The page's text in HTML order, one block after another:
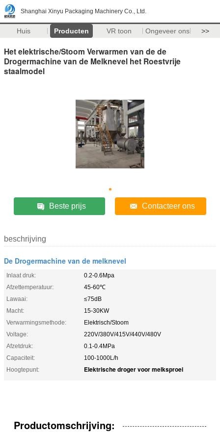
Shanghai Xinyu Packaging Machinery Co., Ltd.
Huis Producten VR toon Ongeveer ons >>
Het elektrische/Stoom Verwarmen van de de
Drogermachine van de Melknevel het Roestvrije
staalmodel
Beste prijs Contacteer ons
beschrijving
De Drogermachine van de melknevel
Inlaat druk:
0.2-0.6Mpa
Afzettemperatuur:
45-60℃
Lawaai:
≤75dB
Macht:
15-30KW
Verwarmingsmethode:
Elektrisch/Stoom
Voltage:
220V/380V/415V/440V/480V
Afzetdruk:
0.1-0.4MPa
Capaciteit:
100-1000L/h
Hoogtepunt:
Elektrische droger voor melksproei
Productomschrijving: